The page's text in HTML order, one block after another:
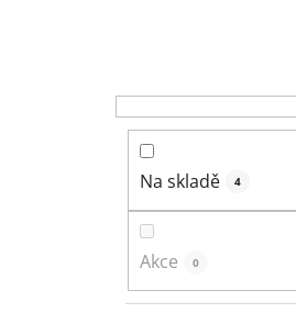
Na skladě 4
Akce 0